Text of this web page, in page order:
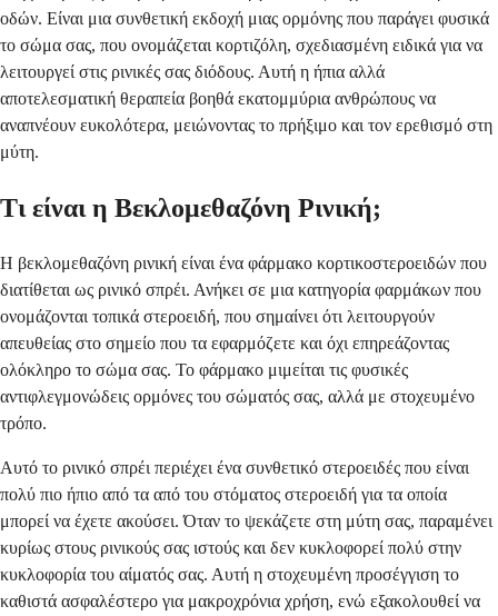
οδών. Είναι μια συνθετική εκδοχή μιας ορμόνης που παράγει φυσικά
το σώμα σας, που ονομάζεται κορτιζόλη, σχεδιασμένη ειδικά για να
λειτουργεί στις ρινικές σας διόδους. Αυτή η ήπια αλλά
αποτελεσματική θεραπεία βοηθά εκατομμύρια ανθρώπους να
αναπνέουν ευκολότερα, μειώνοντας το πρήξιμο και τον ερεθισμό στη
μύτη.
Τι είναι η Βεκλομεθαζόνη Ρινική;
Η βεκλομεθαζόνη ρινική είναι ένα φάρμακο κορτικοστεροειδών που
διατίθεται ως ρινικό σπρέι. Ανήκει σε μια κατηγορία φαρμάκων που
ονομάζονται τοπικά στεροειδή, που σημαίνει ότι λειτουργούν
απευθείας στο σημείο που τα εφαρμόζετε και όχι επηρεάζοντας
ολόκληρο το σώμα σας. Το φάρμακο μιμείται τις φυσικές
αντιφλεγμονώδεις ορμόνες του σώματός σας, αλλά με στοχευμένο
τρόπο.
Αυτό το ρινικό σπρέι περιέχει ένα συνθετικό στεροειδές που είναι
πολύ πιο ήπιο από τα από του στόματος στεροειδή για τα οποία
μπορεί να έχετε ακούσει. Όταν το ψεκάζετε στη μύτη σας, παραμένει
κυρίως στους ρινικούς σας ιστούς και δεν κυκλοφορεί πολύ στην
κυκλοφορία του αίματός σας. Αυτή η στοχευμένη προσέγγιση το
καθιστά ασφαλέστερο για μακροχρόνια χρήση, ενώ εξακολουθεί να